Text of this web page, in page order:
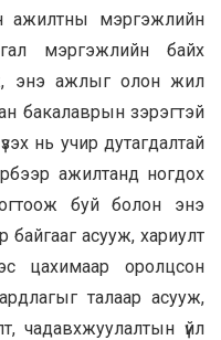
ажилтны мэргэжлийн
мэргэжлийн байх
энэ ажлыг олон жил
бакалаврын зэрэгтэй
нь учир дутагдалтай
ажилтанд ногдох
тогтоож буй болон энэ
асууж, хариулт
цахимаар оролцсон
талаар асууж,
чадавхжуулалтын үйл